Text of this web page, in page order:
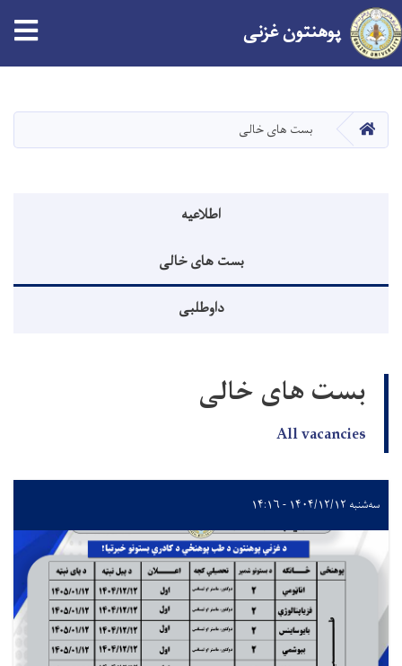
content
پوهنتونغزنی
صفحه اصلیبست های خالی
اطلاعیه
بست های خالی
داوطلبی
بست های خالی
All vacancies
سه‌شنبه ۱۴۰۴/۱۲/۱۲ - ۱۴:۱۶